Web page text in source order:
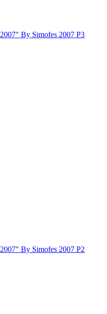
By Simofes 2007 P3
By Simofes 2007 P2